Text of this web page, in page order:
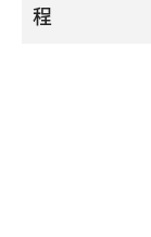
程